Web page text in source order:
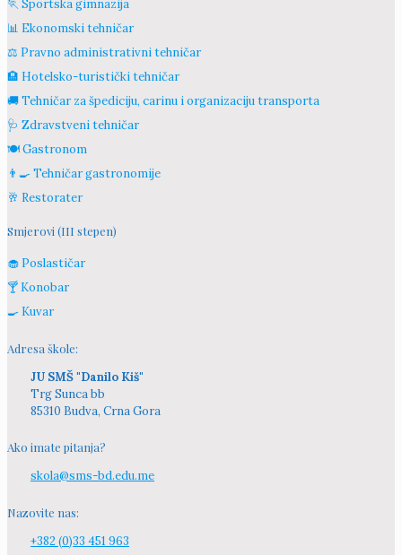
🏃 Sportska gimnazija
📊 Ekonomski tehničar
⚖️ Pravno administrativni tehničar
🏨 Hotelsko-turistički tehničar
🚚 Tehničar za špediciju, carinu i organizaciju transporta
🩺 Zdravstveni tehničar
🍽️ Gastronom
👨‍🍳 Tehničar gastronomije
🥂 Restorater
Smjerovi (III stepen)
🧁 Poslastičar
🍸 Konobar
🍳 Kuvar
Adresa škole:
JU SMŠ "Danilo Kiš"
Trg Sunca bb
85310 Budva, Crna Gora
Ako imate pitanja?
skola@sms-bd.edu.me
Nazovite nas:
+382 (0)33 451 963